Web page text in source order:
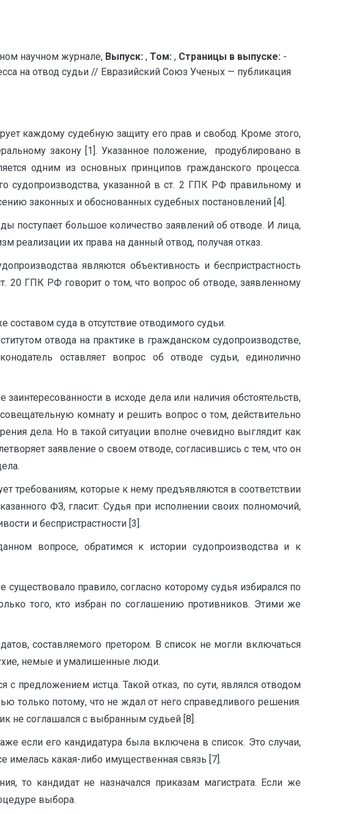
научном журнале, Выпуск: , Том: , Страницы в выпуске: -
на отвод судьи // Евразийский Союз Ученых — публикация
каждому судебную защиту его прав и свобод. Кроме этого,
закону [1]. Указанное положение, продублировано в
одним из основных принципов гражданского процесса.
судопроизводства, указанной в ст. 2 ГПК РФ правильному и
законных и обоснованных судебных постановлений [4].
поступает большое количество заявлений об отводе. И лица,
реализации их права на данный отвод, получая отказ.
являются объективность и беспристрастность
20 ГПК РФ говорит о том, что вопрос об отводе, заявленному
суда в отсутствие отводимого судьи.
отвода на практике в гражданском судопроизводстве,
оставляет вопрос об отводе судьи, единолично
в исходе дела или наличия обстоятельств,
комнату и решить вопрос о том, действительно
дела. Но в такой ситуации вполне очевидно выглядит как
заявление о своем отводе, согласившись с тем, что он
требованиям, которые к нему предъявляются в соответствии
ФЗ, гласит: Судья при исполнении своих полномочий,
и беспристрастности [3].
вопросе, обратимся к истории судопроизводства и к
правило, согласно которому судья избирался по
того, кто избран по соглашению противников. Этими же
составляемого претором. В список не могли включаться
немые и умалишенные люди.
с предложением истца. Такой отказ, по сути, являлся отводом
только потому, что не ждал от него справедливого решения.
не соглашался с выбранным судьей [8].
если его кандидатура была включена в список. Это случаи,
имелась какая-либо имущественная связь [7].
то кандидат не назначался приказам магистрата. Если же
выбора.